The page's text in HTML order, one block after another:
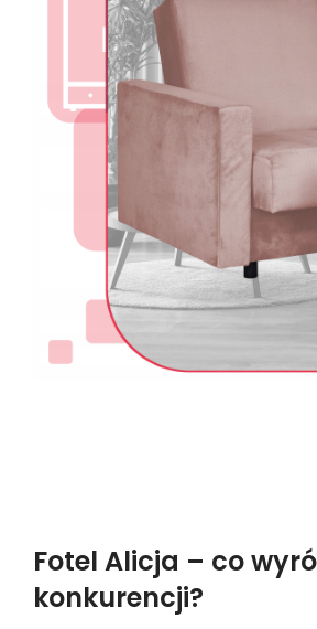
Fotel Alicja – co
konkurencji?